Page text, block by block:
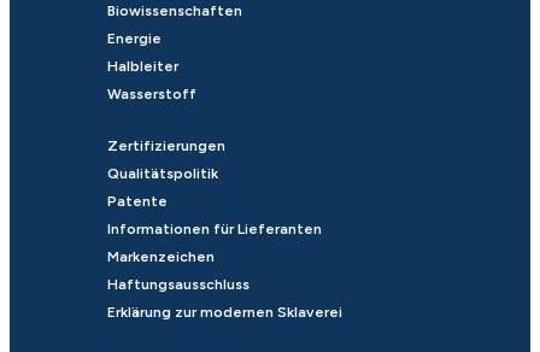
Biowissenschaften
Energie
Halbleiter
Wasserstoff
Zertifizierungen
Qualitätspolitik
Patente
Informationen für Lieferanten
Markenzeichen
Haftungsausschluss
Erklärung zur modernen Sklaverei